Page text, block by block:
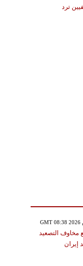
ترد
مخاوف التصعيد
إيران